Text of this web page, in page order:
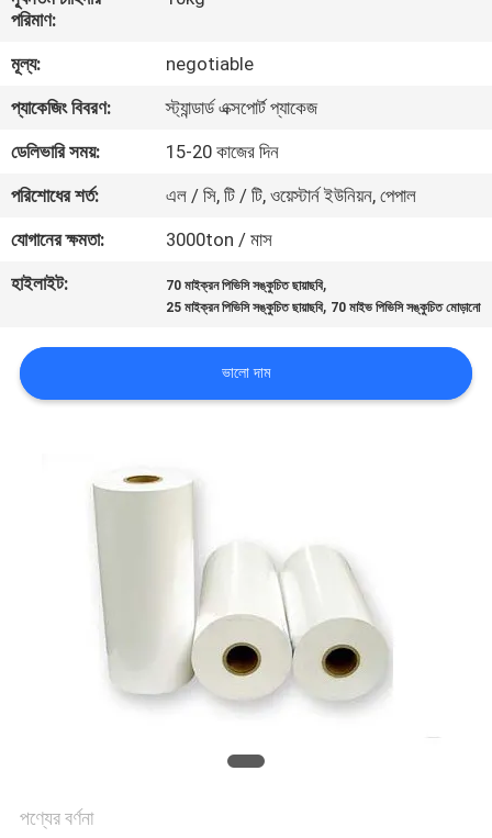
ভ্রমণ
মান
নিয়ন্ত্রণ
যোগাযোগ
করুন
খবর
পরিমাণ:
মূল্য:
negotiable
প্যাকেজিং বিবরণ:
স্ট্যান্ডার্ড এক্সপোর্ট প্যাকেজ
ডেলিভারি সময়:
15-20 কাজের দিন
পরিশোধের শর্ত:
এল / সি, টি / টি, ওয়েস্টার্ন ইউনিয়ন, পেপাল
যোগানের ক্ষমতা:
3000ton / মাস
হাইলাইট:
70 মাইক্রন পিভিসি সঙ্কুচিত ছায়াছবি,
25 মাইক্রন পিভিসি সঙ্কুচিত ছায়াছবি, 70 মাইভ পিভিসি সঙ্কুচিত মোড়ানো
ভালো দাম
পণ্যের বর্ণনা